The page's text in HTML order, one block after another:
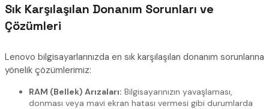
Sık Karşılaşılan Donanım Sorunları ve
Çözümleri
Lenovo bilgisayarlarınızda en sık karşılaşılan donanım sorunlarına
yönelik çözümlerimiz:
RAM (Bellek) Arızaları: Bilgisayarınızın yavaşlaması,
donması veya mavi ekran hatası vermesi gibi durumlarda